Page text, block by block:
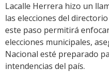
Lacalle Herrera hizo un
las elecciones del
este paso permitirá
elecciones municipales,
Nacional esté preparado
intendencias del país.